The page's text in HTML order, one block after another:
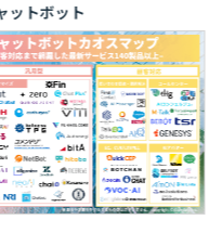
発
両立した小型AIゲート
A5000」
ボット